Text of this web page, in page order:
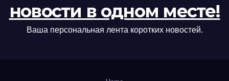
новости в одном месте!
Ваша персональная лента коротких новостей.